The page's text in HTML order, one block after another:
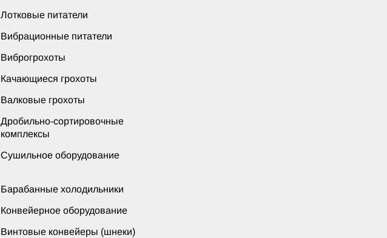
Лотковые питатели
Вибрационные питатели
Виброгрохоты
Качающиеся грохоты
Валковые грохоты
Дробильно-сортировочные
комплексы
Сушильное оборудование
Барабанные холодильники
Конвейерное оборудование
Винтовые конвейеры (шнеки)